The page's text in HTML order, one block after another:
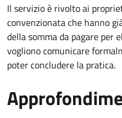
Il servizio è rivolto ai
convenzionata che hanno
della somma da pagare per
vogliono comunicare
poter concludere la pratica.